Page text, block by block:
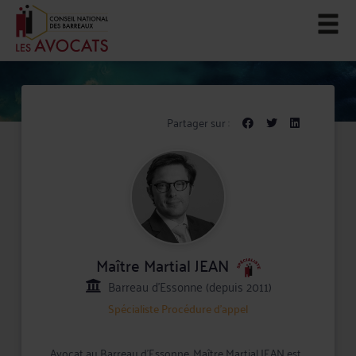
Partager sur :
Maître Martial JEAN
Barreau d'Essonne (depuis 2011)
SpécialisteProcédure d'appel